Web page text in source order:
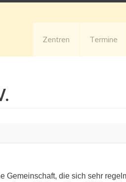
Zentren Termine
Ge­mein­schaft, die sich sehr